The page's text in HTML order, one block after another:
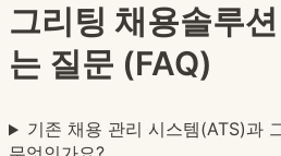
그리팅 채용솔루
는 질문 (FAQ)
기존 채용 관리 시스템(ATS)과